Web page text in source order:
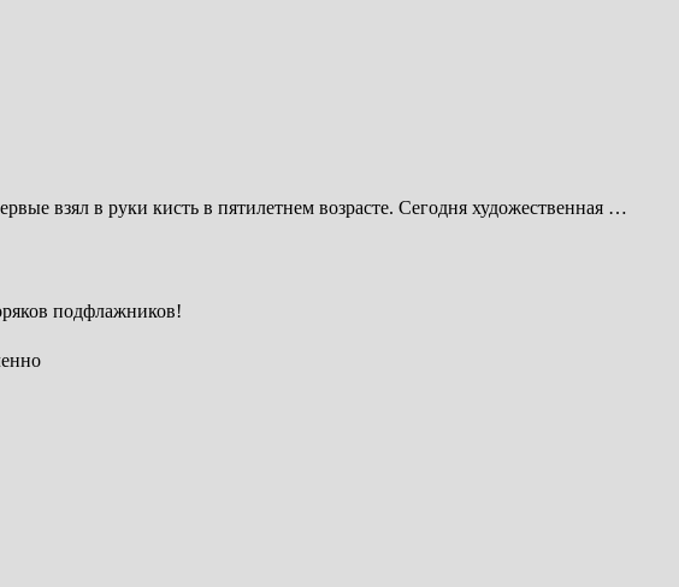
взял в руки кисть в пятилетнем возрасте. Сегодня художественная …
подфлажников!